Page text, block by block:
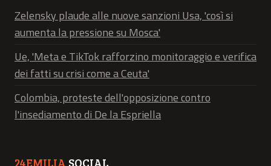
Zelensky plaude alle nuove sanzioni Usa, 'così si
aumenta la pressione su Mosca'
Ue, 'Meta e TikTok rafforzino monitoraggio e verifica
dei fatti su crisi come a Ceuta'
Colombia, proteste dell'opposizione contro
l'insediamento di De la Espriella
24EMILIA SOCIAL